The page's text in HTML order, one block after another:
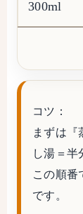
300ml
コツ：
まずは
し湯＝半
この順番
です。